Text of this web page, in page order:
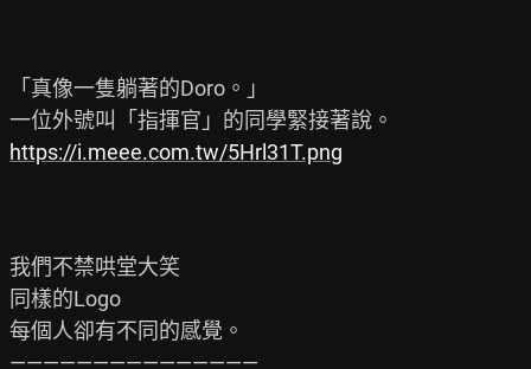
「真像一隻躺著的Doro。」
https://i.meee.com.tw/5Hrl31T.png
我們不禁哄堂大笑
同樣的Logo
每個人卻有不同的感覺。
———————————————